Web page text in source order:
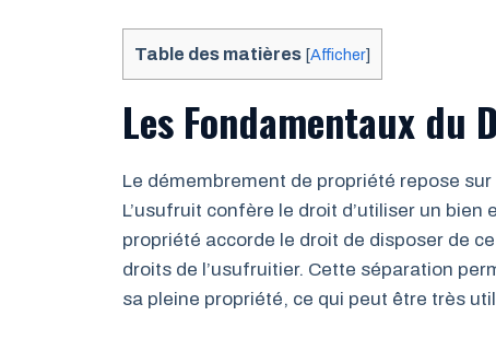
Table des matières [Afficher]
Les Fondamentaux du
Le démembrement de propriété repose
L’usufruit confère le droit d’utiliser un
propriété accorde le droit de disposer de
droits de l’usufruitier. Cette séparation
sa pleine propriété, ce qui peut être très